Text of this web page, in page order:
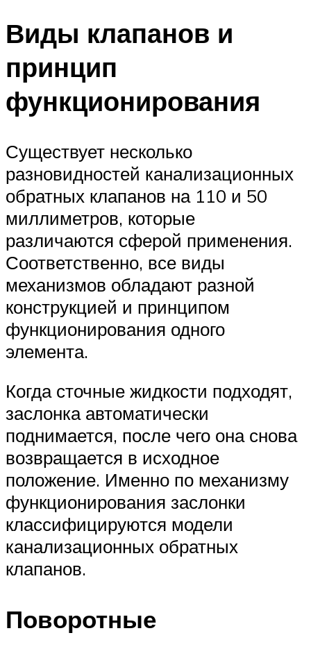
Виды клапанов и
принцип
функционирования
Существует несколько
разновидностей канализационных
обратных клапанов на 110 и 50
миллиметров, которые
различаются сферой применения.
Соответственно, все виды
механизмов обладают разной
конструкцией и принципом
функционирования одного
элемента.
Когда сточные жидкости подходят,
заслонка автоматически
поднимается, после чего она снова
возвращается в исходное
положение. Именно по механизму
функционирования заслонки
классифицируются модели
канализационных обратных
клапанов.
Поворотные